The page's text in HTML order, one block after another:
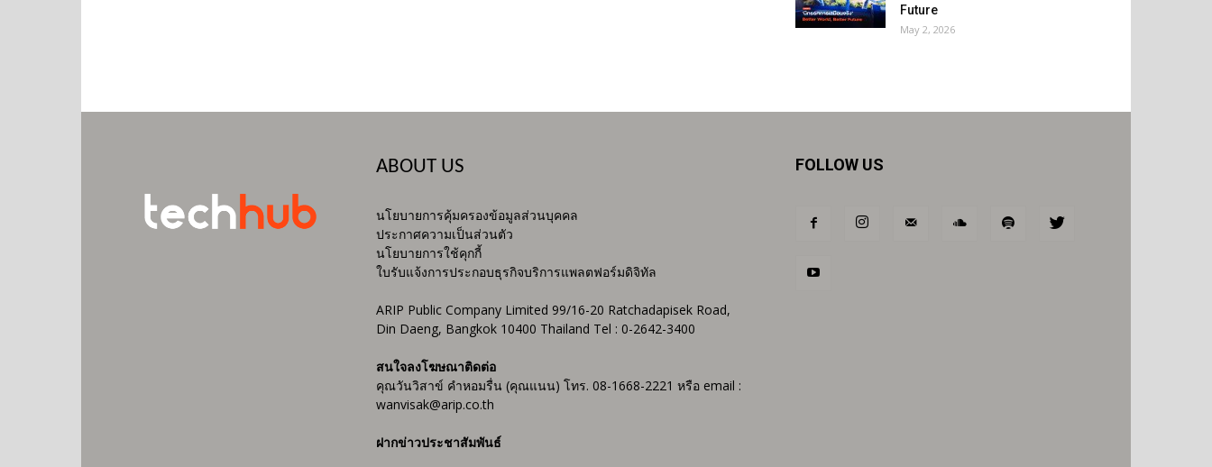
Future
May 2, 2026
ABOUT US
นโยบายการคุ้มครองข้อมูลส่วนบุคคล
ประกาศความเป็นส่วนตัว
นโยบายการใช้คุกกี้
ใบรับแจ้งการประกอบธุรกิจบริการแพลตฟอร์มดิจิทัล
ARIP Public Company Limited 99/16-20 Ratchadapisek Road,
Din Daeng, Bangkok 10400 Thailand Tel : 0-2642-3400
สนใจลงโฆษณาติดต่อ
คุณวันวิสาข์ คำหอมรื่น (คุณแนน) โทร. 08-1668-2221 หรือ email :
wanvisak@arip.co.th
ฝากข่าวประชาสัมพันธ์
FOLLOW US